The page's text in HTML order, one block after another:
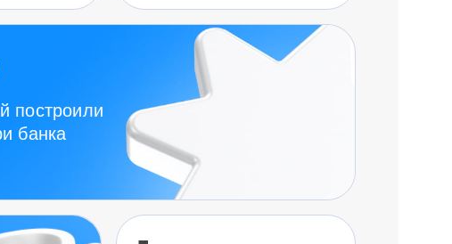
построили
банка